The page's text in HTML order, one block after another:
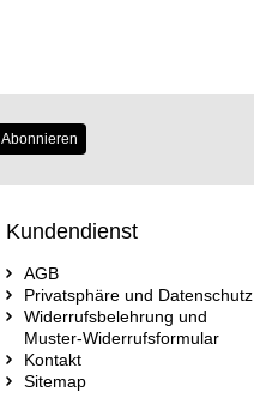
Abonnieren
Kundendienst
AGB
Privatsphäre und Datenschutz
Widerrufsbelehrung und
Muster-Widerrufsformular
Kontakt
Sitemap